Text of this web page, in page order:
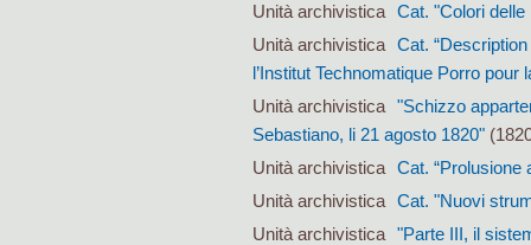
Unità archivistica Cat. "Colori
Unità archivistica Cat.
l’Institut Technomatique Porro
Unità archivistica "Schizzo
Sebastiano, li 21 agosto 1820"
Unità archivistica Cat. “Prolusione
Unità archivistica Cat. "Nuovi
Unità archivistica "Parte III, il